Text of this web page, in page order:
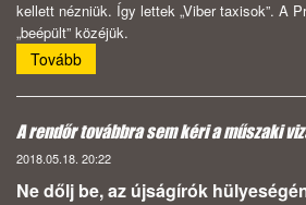
kellett nézniük. Így lettek „Viber taxisok”. A
„beépült” közéjük.
Tovább
A rendőr továbbra sem kéri a műszaki
2018.05.18. 20:22
Ne dőlj be, az újságírók